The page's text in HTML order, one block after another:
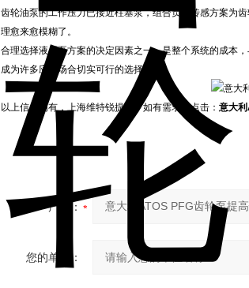
齿轮油泵的工作压力已接近柱塞泵，组合负载传感方案为
理愈来愈模糊了。
合理选择液压泵方案的决定因素之一，是整个系统的成本
成为许多应用场合切实可行的选择方案。
以上信息均有，上海维特锐提供，如有需求请点击： 意大
产品：
您的单位：